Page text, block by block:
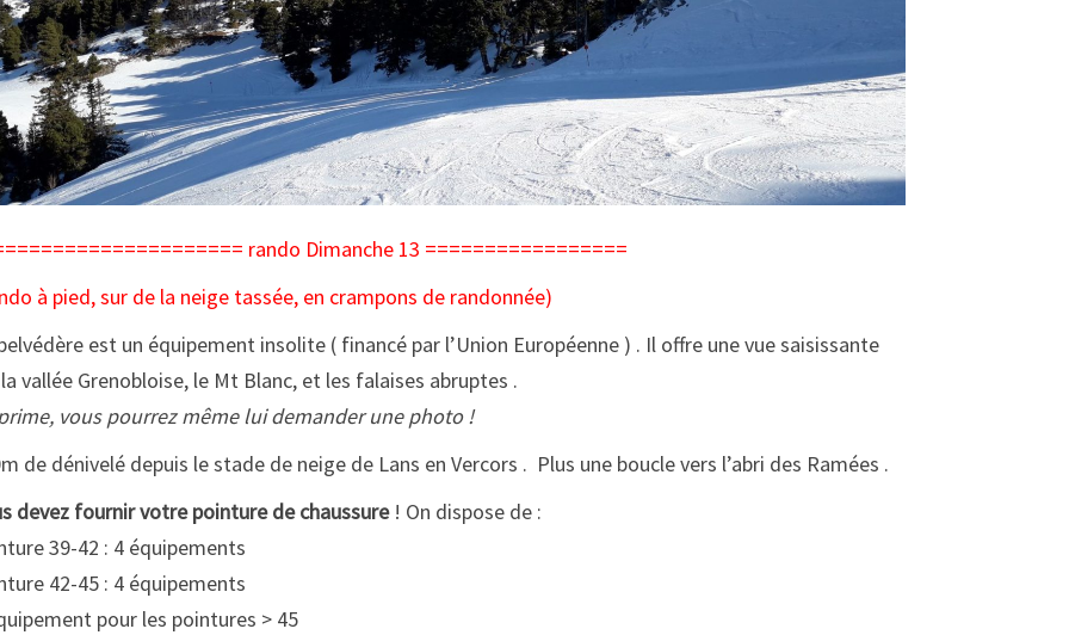
rando Dimanche 13 =================
à pied, sur de la neige tassée, en crampons de randonnée)
est un équipement insolite ( financé par l’Union Européenne ) . Il offre une vue saisissante
vallée Grenobloise, le Mt Blanc, et les falaises abruptes .
vous pourrez même lui demander une photo !
de dénivelé depuis le stade de neige de Lans en Vercors . Plus une boucle vers l’abri des Ramées .
devez fournir votre pointure de chaussure! On dispose de :
39-42 : 4 équipements
42-45 : 4 équipements
pour les pointures > 45